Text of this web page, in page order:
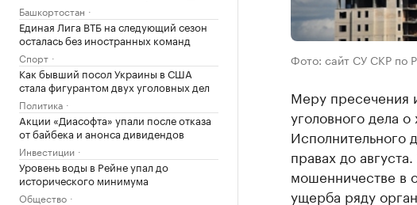
Башкортостан
Единая Лига ВТБ на следующий сезон
осталась без иностранных команд
Спорт
Как бывший посол Украины в США
стала фигурантом двух уголовных дел
Политика
Акции «Диасофта» упали после отказа
от байбека и анонса дивидендов
Инвестиции
Уровень воды в Рейне упал до
исторического минимума
Общество
Фото: сайт СУ СКР по
Меру пресечения
уголовного дела
Исполнительного
правах до
мошенничестве в
ущерба ряду